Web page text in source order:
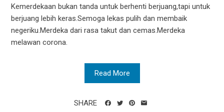
Kemerdekaan bukan tanda untuk berhenti berjuang,tapi untuk
berjuang lebih keras.Semoga lekas pulih dan membaik
negeriku.Merdeka dari rasa takut dan cemas.Merdeka
melawan corona.
Read More
SHARE